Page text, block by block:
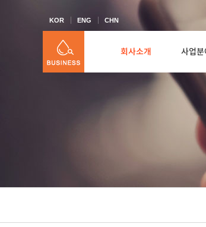
KOR ENG CHN
회사소개 사업분